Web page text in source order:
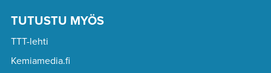
TUTUSTU MYÖS
TTT-lehti
Kemiamedia.fi